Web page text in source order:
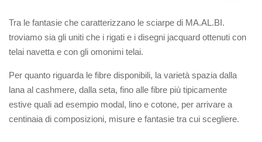
Tra le fantasie che caratterizzano le sciarpe di MA.AL.BI.
troviamo sia gli uniti che i rigati e i disegni jacquard ottenuti con
telai navetta e con gli omonimi telai.
Per quanto riguarda le fibre disponibili, la varietà spazia dalla
lana al cashmere, dalla seta, fino alle fibre più tipicamente
estive quali ad esempio modal, lino e cotone, per arrivare a
centinaia di composizioni, misure e fantasie tra cui scegliere.